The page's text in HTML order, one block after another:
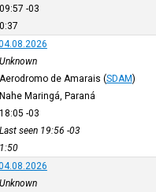
09:57 -03
0:37
Unknown
Aerodromo de Amarais (SDAM)
Nahe Maringá, Paraná
18:05 -03
Last seen 19:56 -03
1:50
Unknown